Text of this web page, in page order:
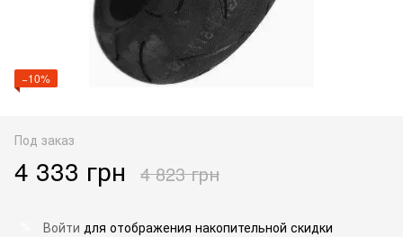
−10%
Под заказ
4 333 грн 4 823 грн
Войти для отображения накопительной скидки